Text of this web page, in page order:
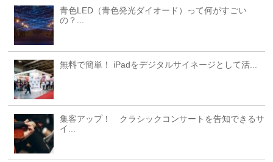
青色LED（青色発光ダイオード）って何がすごい
の？...
無料で簡単！ iPadをデジタルサイネージとして活...
集客アップ！ クラシックコンサートを告知できるサ
イ...